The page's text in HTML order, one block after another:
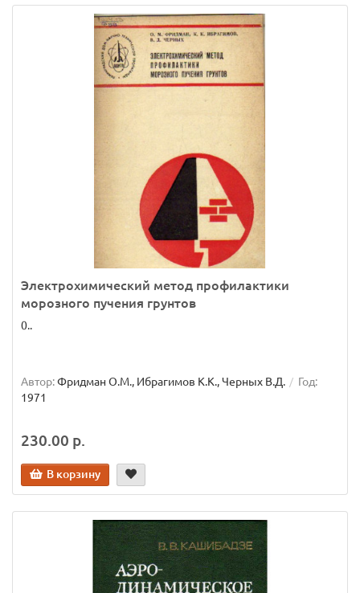
Электрохимический метод профилактики
морозного пучения грунтов
0..
Автор:Фридман О.М., Ибрагимов К.К., Черных В.Д.
Год:
1971
230.00 р.
В корзину